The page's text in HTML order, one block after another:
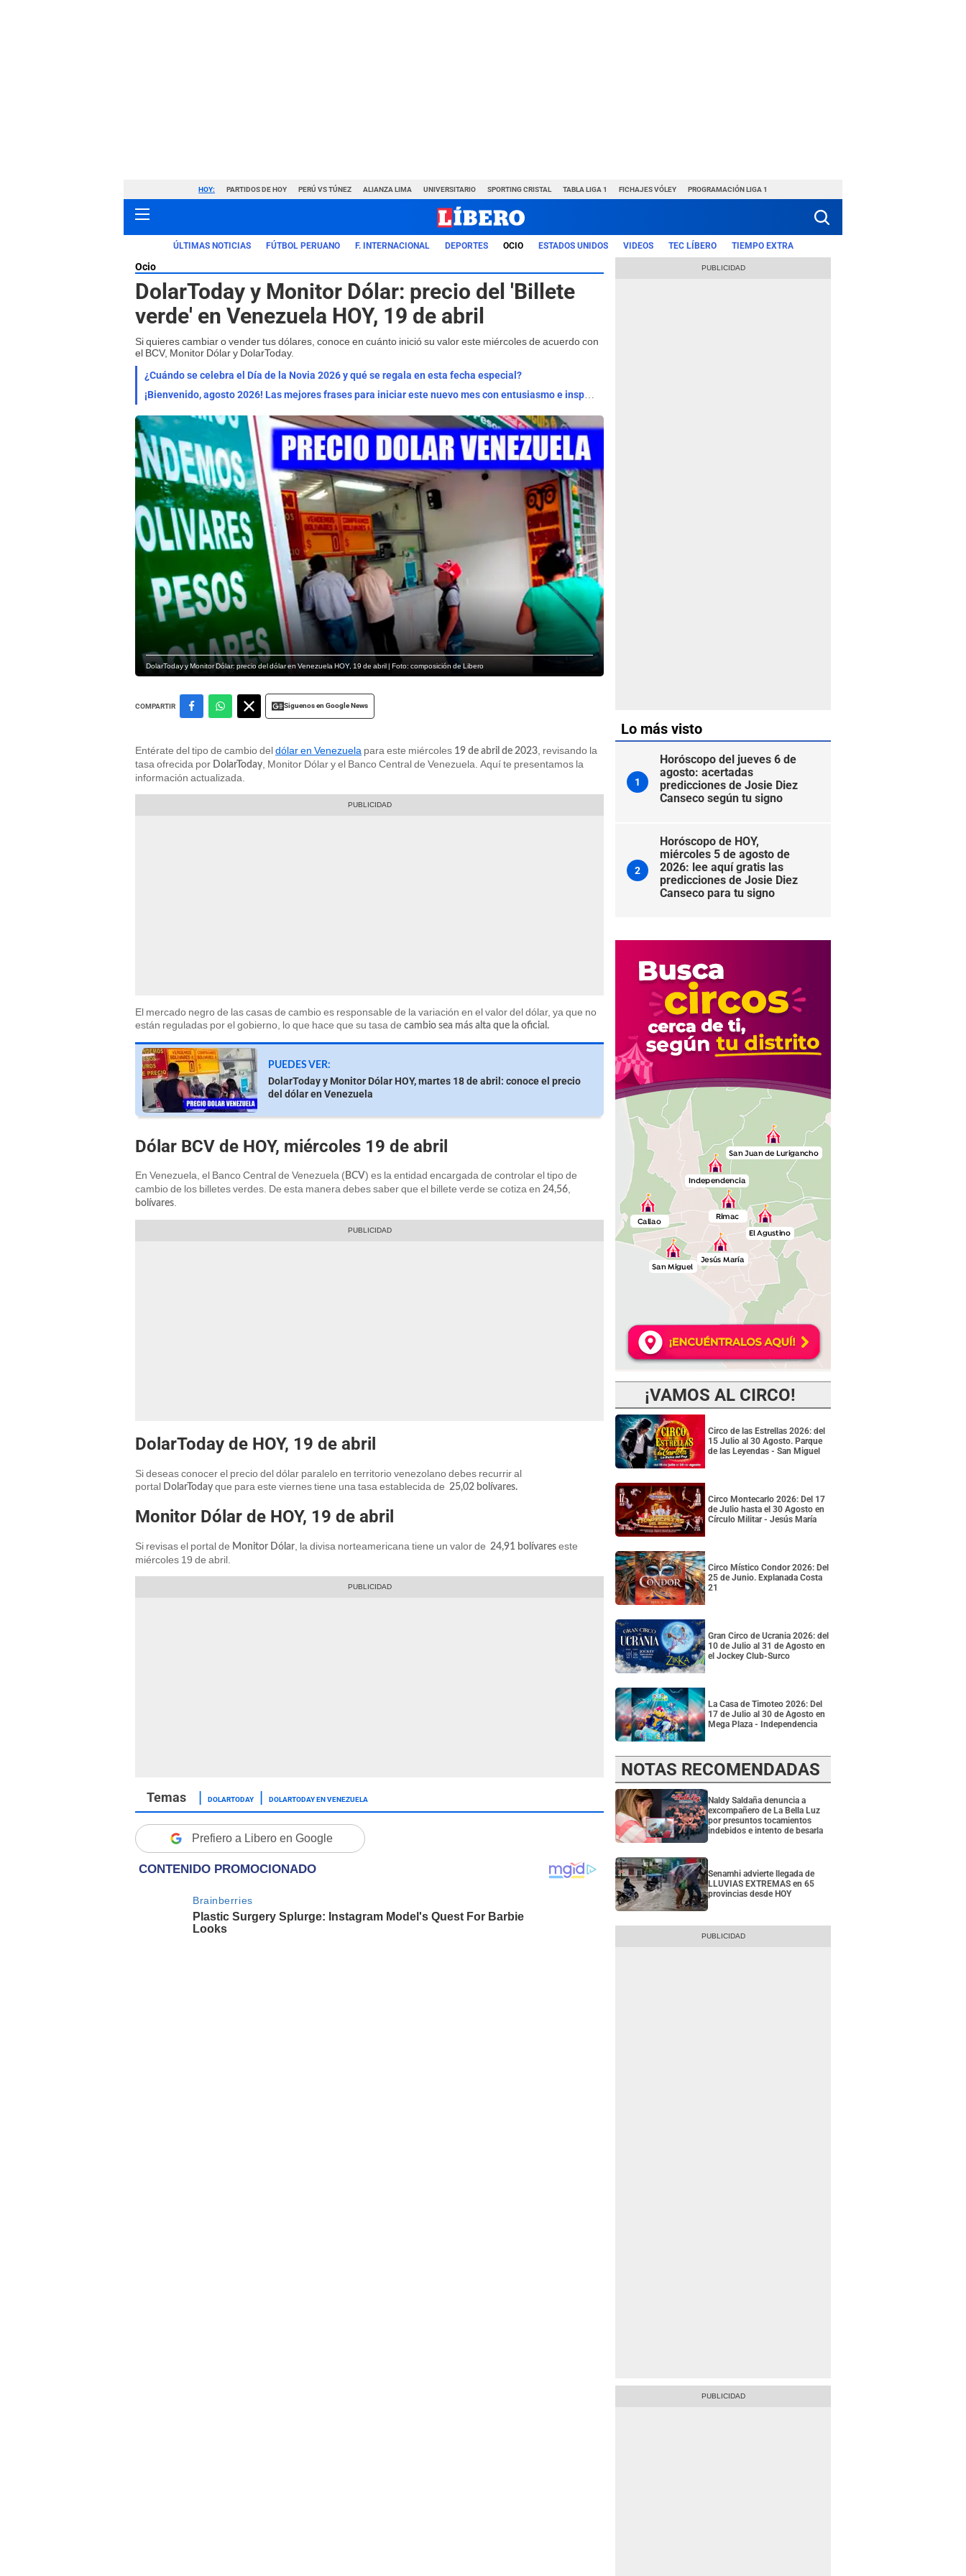
HOY: PARTIDOS DE HOY PERÚ VS TÚNEZ ALIANZA LIMA UNIVERSITARIO SPORTING CRISTAL TABLA LIGA 1 FICHAJES VÓLEY PROGRAMACIÓN LIGA 1
ÚLTIMAS NOTICIAS FÚTBOL PERUANO F. INTERNACIONAL DEPORTES OCIO ESTADOS UNIDOS VIDEOS TEC LÍBERO TIEMPO EXTRA
Ocio
DolarToday y Monitor Dólar: precio del 'Billete
verde' en Venezuela HOY, 19 de abril
Si quieres cambiar o vender tus dólares, conoce en cuánto inició su valor este miércoles de acuerdo con
el BCV, Monitor Dólar y DolarToday.
¿Cuándo se celebra el Día de la Novia 2026 y qué se regala en esta fecha especial?
¡Bienvenido, agosto 2026! Las mejores frases para iniciar este nuevo mes con entusiasmo e inspiración
DolarToday y Monitor Dólar: precio del dólar en Venezuela HOY, 19 de abril | Foto: composición de Libero
COMPARTIR Siguenos en Google News
Entérate del tipo de cambio deldólar en Venezuela para este miércoles 19 de abril de 2023 , revisando la
tasa ofrecida por DolarToday , Monitor Dólar y el Banco Central de Venezuela. Aquí te presentamos la
información actualizada.
El mercado negro de las casas de cambio es responsable de la variación en el valor del dólar, ya que no
están reguladas por el gobierno, lo que hace que su tasa de cambio sea más alta que la oficial.
PUEDES VER:
DolarToday y Monitor Dólar HOY, martes 18 de abril: conoce el precio
del dólar en Venezuela
Dólar BCV de HOY, miércoles 19 de abril
En Venezuela, el Banco Central de Venezuela (BCV) es la entidad encargada de controlar el tipo de
cambio de los billetes verdes. De esta manera debes saber que el billete verde se cotiza en 24,56,
bolívares.
DolarToday de HOY, 19 de abril
Si deseas conocer el precio del dólar paralelo en territorio venezolano debes recurrir al
portal DolarToday que para este viernes tiene una tasa establecida de 25,02 bolívares.
Monitor Dólar de HOY, 19 de abril
Si revisas el portal de Monitor Dólar , la divisa norteamericana tiene un valor de 24,91 bolívares este
miércoles 19 de abril.
DOLARTODAY DOLARTODAY EN VENEZUELA
Prefiero a Libero en Google
Lo más visto
1
Horóscopo del jueves 6 de
agosto: acertadas
predicciones de Josie Diez
Canseco según tu signo
2
Horóscopo de HOY,
miércoles 5 de agosto de
2026: lee aquí gratis las
predicciones de Josie Diez
Canseco para tu signo
¡VAMOS AL CIRCO!
Circo de las Estrellas 2026: del
15 Julio al 30 Agosto. Parque
de las Leyendas - San Miguel
Circo Montecarlo 2026: Del 17
de Julio hasta el 30 Agosto en
Círculo Militar - Jesús María
Circo Místico Condor 2026: Del
25 de Junio. Explanada Costa
21
Gran Circo de Ucrania 2026: del
10 de Julio al 31 de Agosto en
el Jockey Club-Surco
La Casa de Timoteo 2026: Del
17 de Julio al 30 de Agosto en
Mega Plaza - Independencia
NOTAS RECOMENDADAS
Naldy Saldaña denuncia a
excompañero de La Bella Luz
por presuntos tocamientos
indebidos e intento de besarla
Senamhi advierte llegada de
LLUVIAS EXTREMAS en 65
provincias desde HOY